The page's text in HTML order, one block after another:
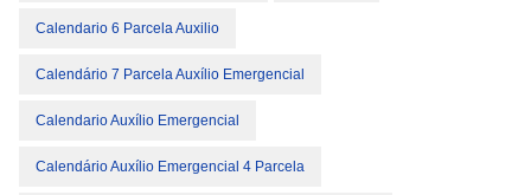
Calendario 6 Parcela Auxilio
Calendário 7 Parcela Auxílio Emergencial
Calendario Auxílio Emergencial
Calendário Auxílio Emergencial 4 Parcela